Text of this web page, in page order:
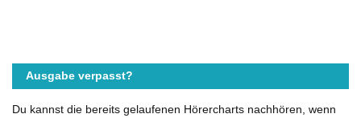
Ausgabe verpasst?
Du kannst die bereits gelaufenen Hörercharts nachhören, wenn